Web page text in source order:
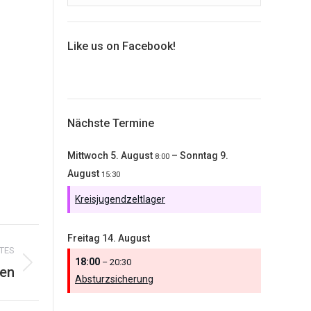
Like us on Facebook!
Nächste Termine
Mittwoch 5. August 8:00 – Sonntag 9.
August 15:30
Kreisjugendzeltlager
Freitag 14. August
18:00 – 20:30
Absturzsicherung